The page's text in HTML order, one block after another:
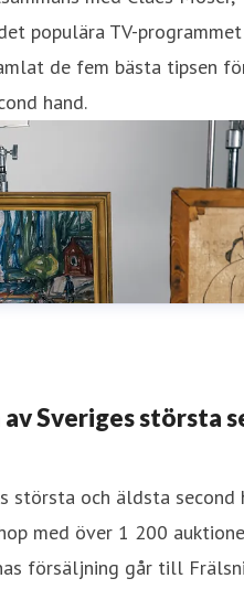
populära TV-programmet
de fem bästa tipsen
hand.
Sveriges största
största och äldsta
med över 1 200
försäljning går till